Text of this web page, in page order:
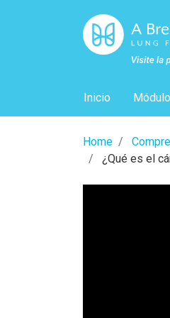
Inicio
Home
¿Qué es el